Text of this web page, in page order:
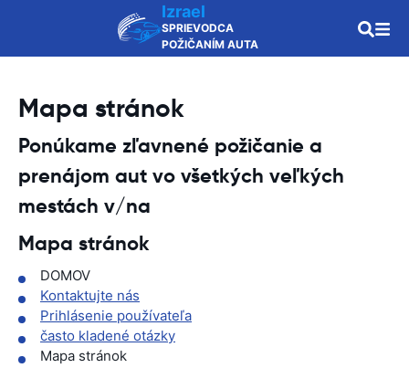
Izrael
SPRIEVODCA
POŽIČANÍM AUTA
Mapa stránok
Ponúkame zľavnené požičanie a
prenájom aut vo všetkých veľkých
mestách v/na
Mapa stránok
DOMOV
Kontaktujte nás
Prihlásenie používateľa
často kladené otázky
Mapa stránok